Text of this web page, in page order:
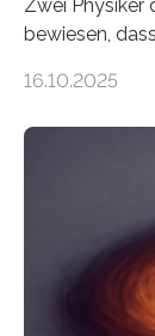
Zwei Physiker
bewiesen,
die
16.10.2025